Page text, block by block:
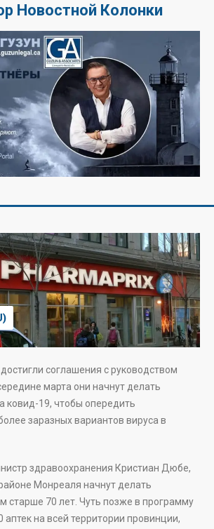
Новостной Колонки
соглашения с руководством
марта они начнут делать
ковид-19, чтобы опередить
заразных вариантов вируса в
здравоохранения Кристиан Дюбе,
Монреаля начнут делать
старше 70 лет. Чуть позже в программу
аптек на всей территории провинции,